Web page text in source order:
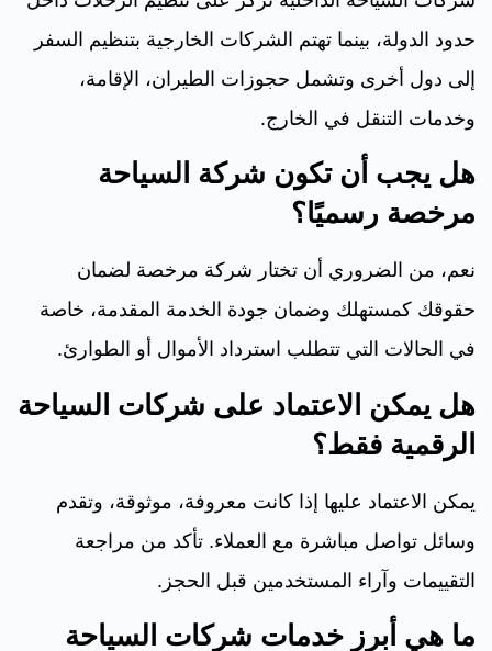
حدود الدولة، بينما تهتم الشركات الخارجية بتنظيم السفر
إلى دول أخرى وتشمل حجوزات الطيران، الإقامة،
وخدمات التنقل في الخارج.
هل يجب أن تكون شركة السياحة
مرخصة رسميًا؟
نعم، من الضروري أن تختار شركة مرخصة لضمان
حقوقك كمستهلك وضمان جودة الخدمة المقدمة، خاصة
في الحالات التي تتطلب استرداد الأموال أو الطوارئ.
هل يمكن الاعتماد على شركات السياحة
الرقمية فقط؟
يمكن الاعتماد عليها إذا كانت معروفة، موثوقة، وتقدم
وسائل تواصل مباشرة مع العملاء. تأكد من مراجعة
التقييمات وآراء المستخدمين قبل الحجز.
ما هي أبرز خدمات شركات السياحة